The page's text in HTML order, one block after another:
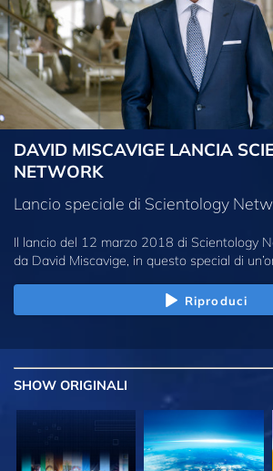
DAVID MISCAVIGE LANCIA
NETWORK
Lancio speciale di Scientology
Il lancio del 12 marzo 2018 di Scientology
da David Miscavige, in questo special di
Riproduci
SHOW ORIGINALI